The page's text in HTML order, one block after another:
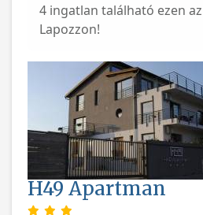
4 ingatlan található ezen
Lapozzon!
H49 Apartman